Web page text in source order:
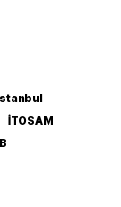
İTOSAM